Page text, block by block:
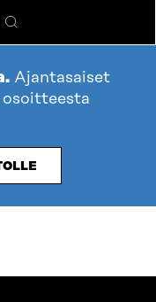
Hae
Ajantasaiset